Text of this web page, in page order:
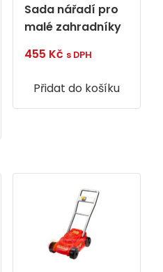
Sada nářadí pro
malé zahradníky
455 Kč s DPH
Přidat do košíku